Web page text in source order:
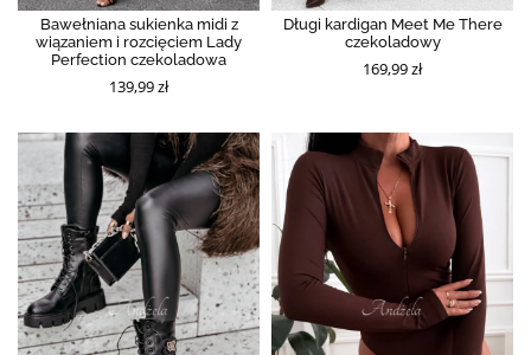
Bawełniana sukienka midi z
wiązaniem i rozcięciem Lady
Perfection czekoladowa
139,99 zł
Długi kardigan Meet Me There
czekoladowy
169,99 zł